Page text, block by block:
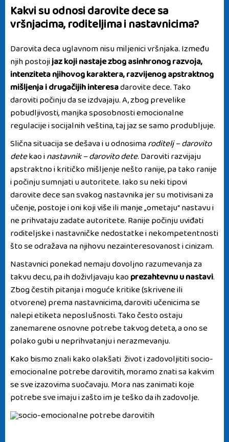
Kakvi su odnosi darovite dece sa
vršnjacima, roditeljima i nastavnicima?
Darovita deca uglavnom nisu miljenici vršnjaka. Između
njih postojijaz koji nastaje zbog asinhronog razvoja,
intenziteta njihovog karaktera, razvijenog apstraktnog
mišljenja i drugačijih interesadarovite dece. Tako
daroviti počinju da se izdvajaju. A, zbog prevelike
pobudljivosti, manjka sposobnosti emocionalne
regulacije i socijalnih veština, taj jaz se samo produbljuje.
Slična situacija se dešava i u odnosimaroditelj – darovito
detekao inastavnik – darovito dete. Daroviti razvijaju
apstraktno i kritičko mišljenje nešto ranije, pa tako ranije
i počinju sumnjati u autoritete. Iako su neki tipovi
darovite dece san svakog nastavnika jer su motivisani za
učenje, postoje i oni koji više ili manje „ometaju“ nastavu i
ne prihvataju zadate autoritete. Ranije počinju uviđati
roditeljske i nastavničke nedostatke i nekompetentnosti
što se odražava na njihovu nezainteresovanost i cinizam.
Nastavnici ponekad nemaju dovoljno razumevanja za
takvu decu, pa ih doživljavaju kaoprezahtevnu u nastavi.
Zbog čestih pitanja i moguće kritike (skrivene ili
otvorene) prema nastavnicima, daroviti učenicima se
nalepi etiketa neposlušnosti. Tako često ostaju
zanemarene osnovne potrebe takvog deteta, a ono se
polako gubi u neprihvatanju i nerazmevanju.
Kako bismo znali kako olakšati život i zadovoljititi socio-
emocionalne potrebe darovitih, moramo znati sa kakvim
se sve izazovima suočavaju. Mora nas zanimati koje
potrebe sve imaju i zašto im je teško da ih zadovolje.